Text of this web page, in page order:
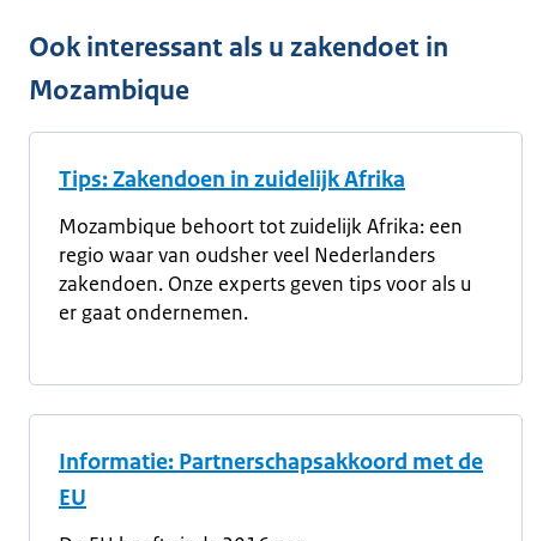
Ook interessant als u zakendoet in
Mozambique
Tips: Zakendoen in zuidelijk Afrika
Mozambique behoort tot zuidelijk Afrika: een
regio waar van oudsher veel Nederlanders
zakendoen. Onze experts geven tips voor als u
er gaat ondernemen.
Informatie: Partnerschapsakkoord met de
EU